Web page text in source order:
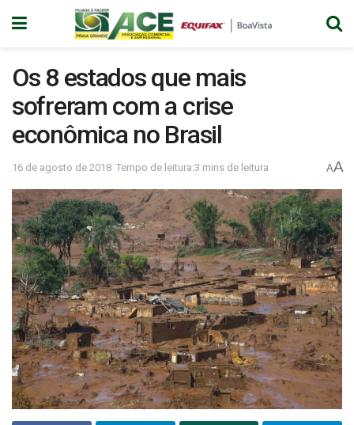
Os 8 estados que mais
sofreram com a crise
econômica no Brasil
16 de agosto de 2018 Tempo de leitura:3 mins de leitura AA